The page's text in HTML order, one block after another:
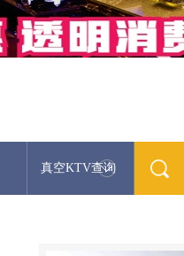
真空KTV查询